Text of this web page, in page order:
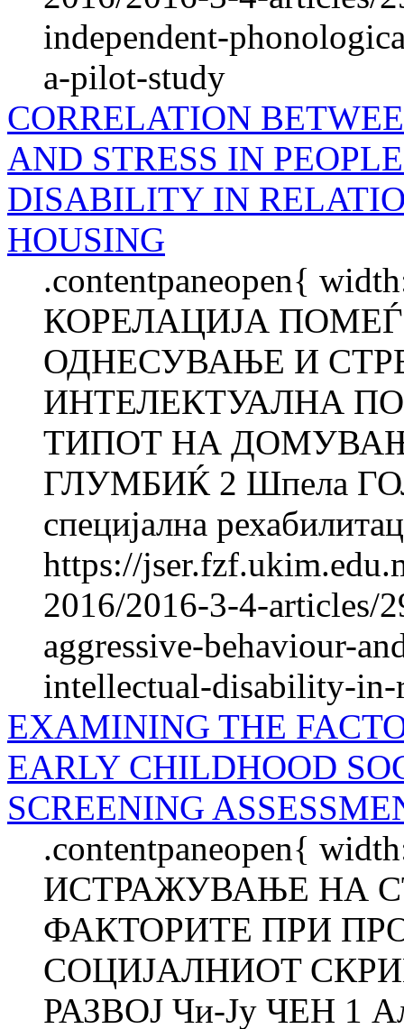
independent-
a-pilot-study
CORRELATION
AND STRESS IN
DISABILITY IN
HOUSING
.contentpaneopen{
КОРЕЛАЦИЈА
ОДНЕСУВАЊЕ И
ИНТЕЛЕКТУАЛНА
ТИПОТ НА
ГЛУМБИЌ 2 Шпела
специјална
https://
2016/2016-3-4-articles/
aggressive-behaviour-
intellectual-disability-
EXAMINING THE
EARLY CHILDHOOD
SCREENING
.contentpaneopen{
ИСТРАЖУВАЊЕ НА
ФАКТОРИТЕ ПРИ
СОЦИЈАЛНИOT
РАЗВОЈ Чи-Ју ЧЕН 1